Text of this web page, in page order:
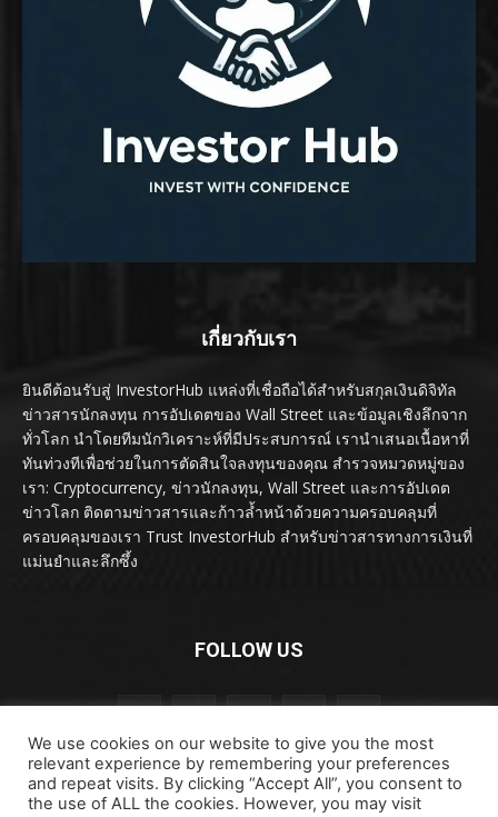
เกี่ยวกับเรา
ยินดีต้อนรับสู่ InvestorHub แหล่งที่เชื่อถือได้สำหรับสกุลเงินดิจิทัล
ข่าวสารนักลงทุน การอัปเดตของ Wall Street และข้อมูลเชิงลึกจาก
ทั่วโลก นำโดยทีมนักวิเคราะห์ที่มีประสบการณ์ เรานำเสนอเนื้อหาที่
ทันท่วงทีเพื่อช่วยในการตัดสินใจลงทุนของคุณ สำรวจหมวดหมู่ของ
เรา: Cryptocurrency, ข่าวนักลงทุน, Wall Street และการอัปเดต
ข่าวโลก ติดตามข่าวสารและก้าวล้ำหน้าด้วยความครอบคลุมที่
ครอบคลุมของเรา Trust InvestorHub สำหรับข่าวสารทางการเงินที่
แม่นยำและลึกซึ้ง
FOLLOW US
We use cookies on our website to give you the most
relevant experience by remembering your preferences
and repeat visits. By clicking “Accept All”, you consent to
the use of ALL the cookies. However, you may visit